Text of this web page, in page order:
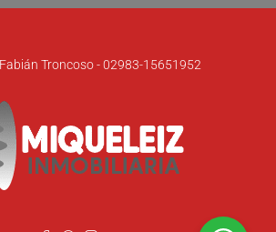
Troncoso - 02983-15651952